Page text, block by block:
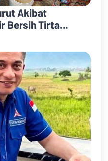
Akibat
Bersih Tirta